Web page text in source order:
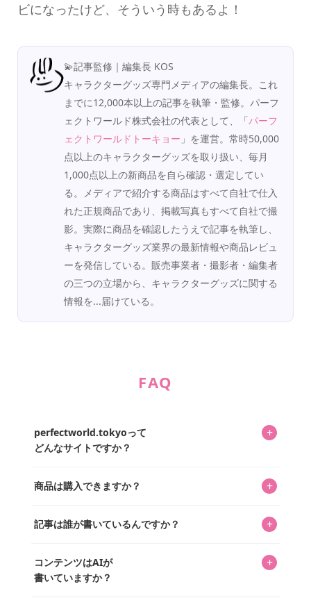
ビになったけど、そういう時もあるよ！
💫記事監修｜編集長 KOS
キャラクターグッズ専門メディアの編集長。これ
までに12,000本以上の記事を執筆・監修。パーフ
ェクトワールド株式会社の代表として、「パーフ
ェクトワールドトーキョー 」を運営。常時50,000
点以上のキャラクターグッズを取り扱い、毎月
1,000点以上の新商品を自ら確認・選定してい
る。メディアで紹介する商品はすべて自社で仕入
れた正規商品であり、掲載写真もすべて自社で撮
影。実際に商品を確認したうえで記事を執筆し、
キャラクターグッズ業界の最新情報や商品レビュ
ーを発信している。販売事業者・撮影者・編集者
の三つの立場から、キャラクターグッズに関する
情報を...届けている。
FAQ
perfectworld.tokyoって
どんなサイトですか？
+
ってもらうニュースサイトです。運営はキャラグッズコレ
を中心に行われており、私たちは実際に40,000種のキャラグ
商品は購入できますか？ +
「perfectworld.shop」で、ほとんど全てのアイテムを購
があり、そこからジャンプできます。
記事は誰が書いているんですか？ +
ています。記事内の99%を超えるほぼすべての写真も、1枚
ずつ心を込めて自分たちで撮影したものです。さらに、10
コンテンツはAIが
書いていますか？
+